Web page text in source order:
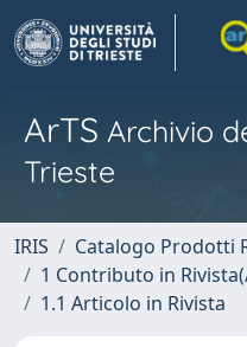
ArTS Archivio
Trieste
IRIS
Catalogo Prodotti
1 Contributo in
1.1 Articolo in Rivista